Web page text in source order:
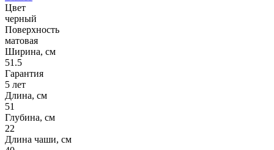
Цвет
черный
Поверхность
матовая
Ширина, см
51.5
Гарантия
5 лет
Длина, см
51
Глубина, см
22
Длина чаши, см